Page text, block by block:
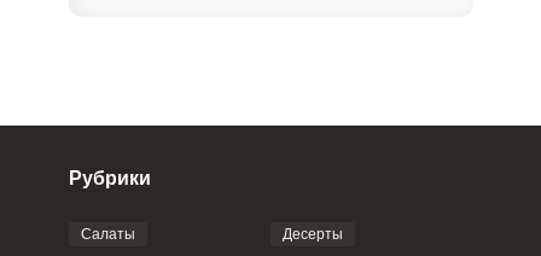
Рубрики
Салаты Десерты